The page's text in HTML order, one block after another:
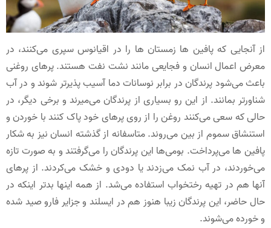
از آنجایی که پافین ها زمستان ها را در اقیانوس سپری می‌کنند، در
معرض اعمال انسان و فجایعی مانند نشت نفت هستند. پرهای روغنی
باعث می‌شود پرندگان در برابر نوسانات دما آسیب پذیرتر شوند و در آب
شناورتر بمانند. از این رو بسیاری از پرندگان می‌میرند و برخی دیگر، در
حالی که سعی می‌کنند روغن را از روی پرهای خود پاک کنند با خوردن و
استنشاق سموم از بین می‌روند. متاسفانه از گذشته انسان نیز به شکار
پافین ها می‌پرداخت. بومی‌ها این پرندگان را می‌گرفتند و به صورت تازه
می‌خوردند، در آب نمک می‌زدند یا دودی و خشک می‌کردند. از پرهای
آنها هم در تهیه رختخواب استفاده می‌شد. از همه اینها بدتر اینکه در
حال حاضر، این پرندگان زیبا هنوز هم در ایسلند و جزایر فارو صید شده
و خورده می‌شوند.